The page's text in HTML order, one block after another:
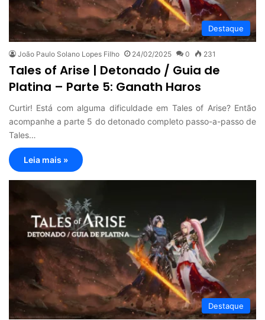
Destaque
João Paulo Solano Lopes Filho 24/02/2025 0 231
Tales of Arise | Detonado / Guia de
Platina – Parte 5: Ganath Haros
Curtir! Está com alguma dificuldade em Tales of Arise? Então
acompanhe a parte 5 do detonado completo passo-a-passo de
Tales…
Leia mais »
Destaque